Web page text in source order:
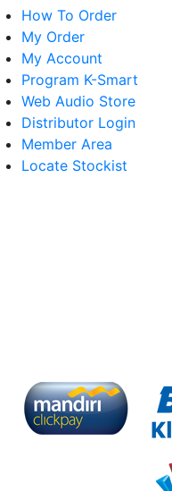
How To Order
My Order
My Account
Program K-Smart
Web Audio Store
Distributor Login
Member Area
Locate Stockist